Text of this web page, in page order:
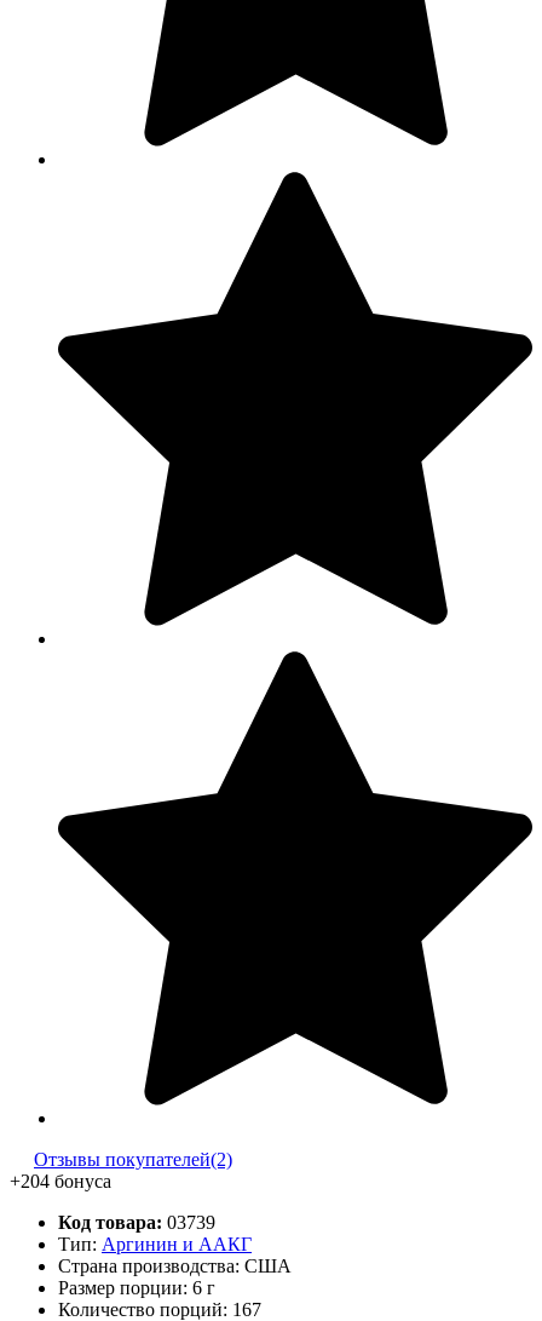
Отзывы покупателей(2)
+204 бонуса
Код товара: 03739
Тип: Аргинин и ААКГ
Страна производства: США
Размер порции: 6 г
Количество порций: 167